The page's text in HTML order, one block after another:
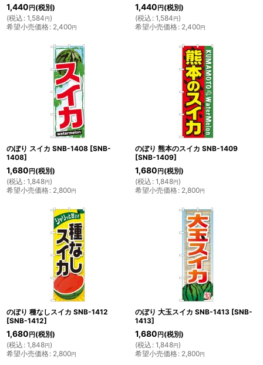
1,440 円 (税別)
(税込 : 1,584円)
希望小売価格: 2,400円
1,440 円 (税別)
(税込 : 1,584円)
希望小売価格: 2,400円
のぼり スイカ SNB-1408 [SNB-
1408]
1,680 円 (税別)
(税込 : 1,848円)
希望小売価格: 2,800円
のぼり 熊本のスイカ SNB-1409
[SNB-1409]
1,680 円 (税別)
(税込 : 1,848円)
希望小売価格: 2,800円
のぼり 種なしスイカ SNB-1412
[SNB-1412]
1,680 円 (税別)
(税込 : 1,848円)
希望小売価格: 2,800円
のぼり 大玉スイカ SNB-1413 [SNB-
1413]
1,680 円 (税別)
(税込 : 1,848円)
希望小売価格: 2,800円